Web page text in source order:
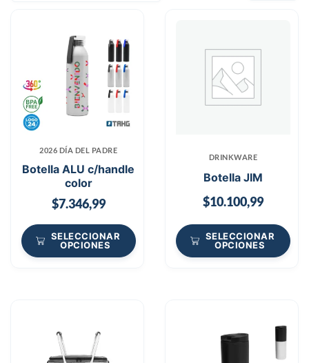
2026 DÍA DEL PADRE
Botella ALU c/handle
color
$7.346,99
SELECCIONAR
OPCIONES
DRINKWARE
Botella JIM
$10.100,99
SELECCIONAR
OPCIONES